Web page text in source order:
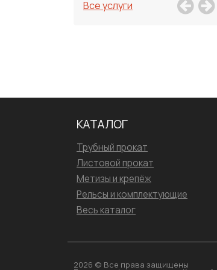
Все услуги
КАТАЛОГ
Трубный прокат
Листовой прокат
Метизы и крепёж
Рельсы и комплектующие
Весь каталог
2026 © Все права защищены